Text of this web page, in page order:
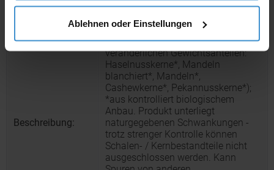
Ablehnen oder Einstellungen
Beschreibung:
Werbeanbringung als Direktdruck in
4c individuell bedruckbar. Zutaten
Bio NusskernMix:
Nusskernmischung* (in
veränderlichen Gewichtsanteilen:
Haselnusskerne*, Mandeln
blanchiert*, Mandeln*,
Cashewkerne*, Pekannusskerne*);
*aus kontrolliert biologischem
Anbau. Produkt unterliegt
naturgegebenen Schwankungen -
trotz strenger Kontrolle können
Schalen- / Kernbestandteile nicht
ausgeschlossen werden. Kann